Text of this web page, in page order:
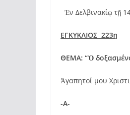
Ἐν Δελβινακίῳ τῇ
ΕΓΚΥΚΛΙΟΣ 223η
ΘΕΜΑ: “Ὁ
Ἀγαπητοί μου
-Α-